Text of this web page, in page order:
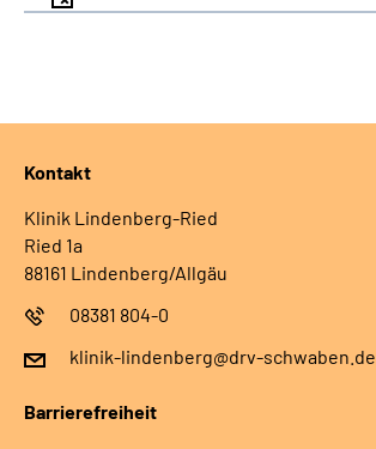
Kontakt
Klinik Lindenberg-Ried
Ried 1a
88161 Lindenberg/Allgäu
08381 804-0
klinik-lindenberg@drv-schwaben.de
Barrierefreiheit